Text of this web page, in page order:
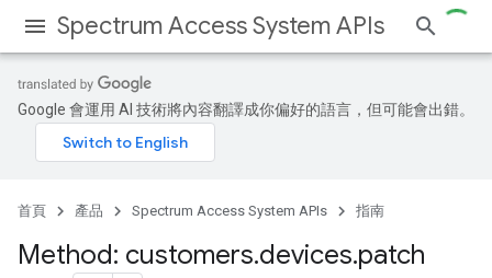
Spectrum Access System APIs
Google 會運用 AI 技術將內容翻譯成你偏好的語言，但可能會出錯。
首頁 產品 Spectrum Access System APIs 指南
Method: customers.devices.patch